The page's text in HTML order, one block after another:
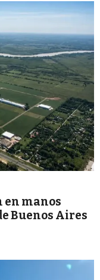
en manos
Buenos Aires